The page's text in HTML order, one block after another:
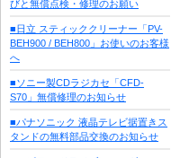
びと無償点検・修理のお願い
■日立 スティッククリーナー「PV-
BEH900 / BEH800」お使いのお客様
へ
■ソニー製CDラジカセ「CFD-
S70」無償修理のお知らせ
■パナソニック 液晶テレビ据置きス
タンドの無料部品交換のお知らせ